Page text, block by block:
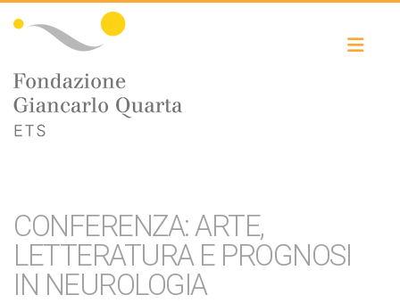
CONFERENZA: ARTE,
LETTERATURA E PROGNOSI
IN NEUROLOGIA